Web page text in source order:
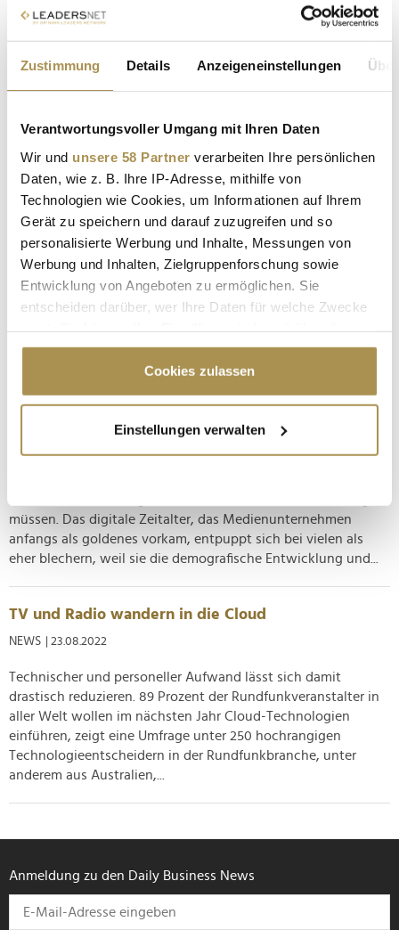
Zustimmung Details Anzeigeneinstellungen
Verantwortungsvoller Umgang mit Ihren Daten
Wir und unsere 58 Partner verarbeiten Ihre persönlichen
Daten, wie z. B. Ihre IP-Adresse, mithilfe von
Technologien wie Cookies, um Informationen auf Ihrem
Gerät zu speichern und darauf zuzugreifen und so
personalisierte Werbung und Inhalte, Messungen von
Werbung und Inhalten, Zielgruppenforschung sowie
Entwicklung von Angeboten zu ermöglichen. Sie
entscheiden darüber, wer Ihre Daten für welche Zwecke
Cookie-Erklärung oder durch Klicken auf das Privacy
Trigger Symbol ändern oder widerrufen
Informationen über Ihre geografische Lage
erfassen, welche bis auf einige Meter genau sein
bestimmten Merkmalen (Fingerprinting) identifizieren
Erfahren Sie mehr darüber, wie Ihre persönlichen Daten
verarbeitet werden, und legen Sie Ihre Präferenzen im
Abschnitt Einzelheitenfest.
Wir verwenden Cookies, um Inhalte und Anzeigen zu
zu können und die Zugriffe auf unsere Website zu
analysieren. Außerdem geben wir Informationen zu Ihrer
Verwendung unserer Website an unsere Partner für
soziale Medien, Werbung und Analysen weiter. Unsere
Partner führen diese Informationen möglicherweise mit
weiteren Daten zusammen, die Sie ihnen bereitgestellt
haben oder die sie im Rahmen Ihrer Nutzung der Dienste
Cookies zulassen
Einstellungen verwalten
Die Bauer Media Group ist eines der traditionsreichsten
Verlagshäuser Europas. Nach gescheiterten Digitalisierungs-
einer strategischen Kehrtwende. Was es in einer
Vorweihnachtlicher Geldsegen für den deutschen
Werbemarkt
NEWS | 18.12.2023
Die vorweihnachtliche Marketing-Welle spült Millionen in die
leidgeplagten Werbekassen nahezu sämtlicher Medienkanäle.
Lediglich ein chronisches Sorgenkind widersetzt sich dem
Trend, der der Branche einen versöhnlichen Jahresabschluss
Digitalisierung: Medienunternehmen verstehen
müssen. Das digitale Zeitalter, das Medienunternehmen
anfangs als goldenes vorkam, entpuppt sich bei vielen als
eher blechern, weil sie die demografische Entwicklung und...
TV und Radio wandern in die Cloud
NEWS | 23.08.2022
Technischer und personeller Aufwand lässt sich damit
drastisch reduzieren. 89 Prozent der Rundfunkveranstalter in
aller Welt wollen im nächsten Jahr Cloud-Technologien
einführen, zeigt eine Umfrage unter 250 hochrangigen
Technologieentscheidern in der Rundfunkbranche, unter
anderem aus Australien,...
Anmeldung zu den Daily Business News